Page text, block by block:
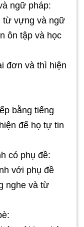
ngữ pháp:
từ vựng và ngữ
ôn tập và học
đơn và thì hiện
bằng tiếng
để họ tự tin
có phụ đề:
với phụ đề
nghe và từ